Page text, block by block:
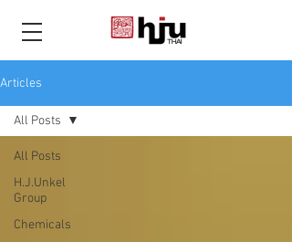
THAI
Articles
All Posts
H.J.Unkel
Group
Chemicals
All Posts